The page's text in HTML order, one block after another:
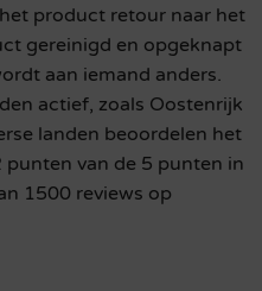
product retour naar het
gereinigd en opgeknapt
aan iemand anders.
actief, zoals Oostenrijk
landen beoordelen het
punten van de 5 punten in
1500 reviews op